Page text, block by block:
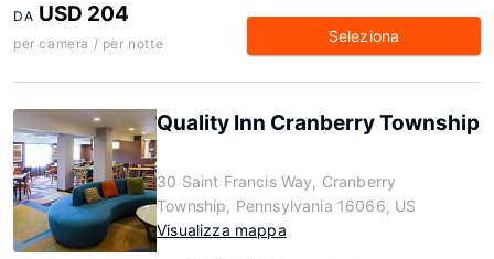
DA USD 204
per camera / per notte Seleziona
Quality Inn Cranberry Township
30 Saint Francis Way, Cranberry
Township, Pennsylvania 16066, US
Visualizza mappa